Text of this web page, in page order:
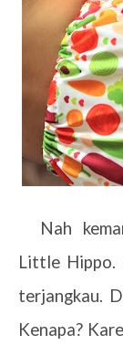
Nah
Little Hippo.
terjangkau.
Kenapa?